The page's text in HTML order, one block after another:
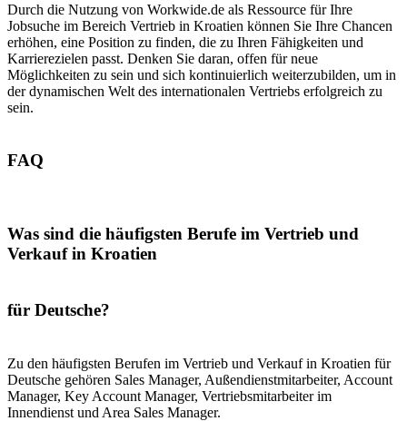
Durch die Nutzung von Workwide.de als Ressource für Ihre
Jobsuche im Bereich Vertrieb in Kroatien können Sie Ihre Chancen
erhöhen, eine Position zu finden, die zu Ihren Fähigkeiten und
Karrierezielen passt. Denken Sie daran, offen für neue
Möglichkeiten zu sein und sich kontinuierlich weiterzubilden, um in
der dynamischen Welt des internationalen Vertriebs erfolgreich zu
sein.
FAQ
Was sind die häufigsten Berufe im Vertrieb und
Verkauf in Kroatien
für Deutsche?
Zu den häufigsten Berufen im Vertrieb und Verkauf in Kroatien für
Deutsche gehören Sales Manager, Außendienstmitarbeiter, Account
Manager, Key Account Manager, Vertriebsmitarbeiter im
Innendienst und Area Sales Manager.